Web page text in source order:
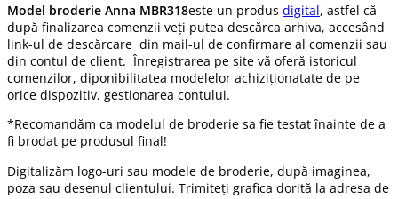
Model broderie Anna MBR318este un produs digital, astfel că
după finalizarea comenzii veți putea descărca arhiva, accesând
link-ul de descărcare din mail-ul de confirmare al comenzii sau
din contul de client. Înregistrarea pe site vă oferă istoricul
comenzilor, diponibilitatea modelelor achiziționatate de pe
orice dispozitiv, gestionarea contului.
*Recomandăm ca modelul de broderie sa fie testat înainte de a
fi brodat pe produsul final!
Digitalizăm logo-uri sau modele de broderie, după imaginea,
poza sau desenul clientului. Trimiteți grafica dorită la adresa de